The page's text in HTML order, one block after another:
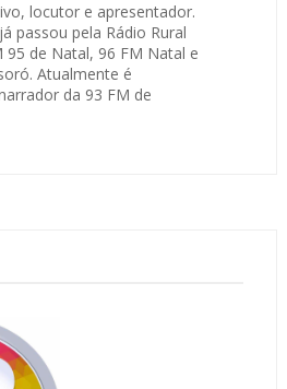
locutor e apresentador.
passou pela Rádio Rural
95 de Natal, 96 FM Natal e
Atualmente é
da 93 FM de